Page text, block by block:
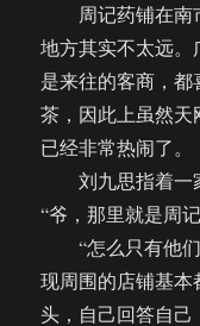
周记药铺在南
地方其实不太远
是来往的客商，
茶，因此上虽然天
已经非常热闹了。
刘九思指着一家
“爷，那里就是周
“怎么只有他们
现周围的店铺基
头，自己回答自